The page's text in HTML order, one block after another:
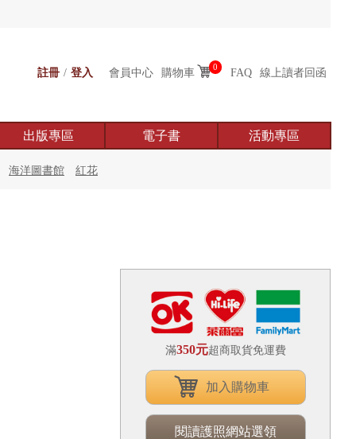
註冊 / 登入 會員中心 購物車 0 FAQ 線上讀者回函
出版專區 電子書 活動專區
海洋圖書館 紅花
滿350元超商取貨免運費
加入購物車
閱讀護照網站選領